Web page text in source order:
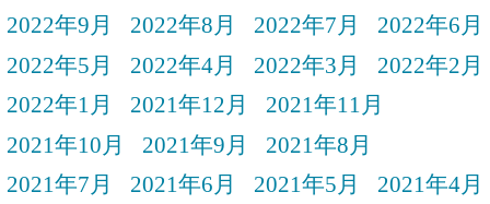
2022年9月
2022年8月 2022年7月
2022年6月
2022年5月
2022年4月 2022年3月
2022年2月
2022年1月
2021年12月
2021年11月
2021年10月
2021年9月
2021年8月
2021年7月
2021年6月 2021年5月
2021年4月